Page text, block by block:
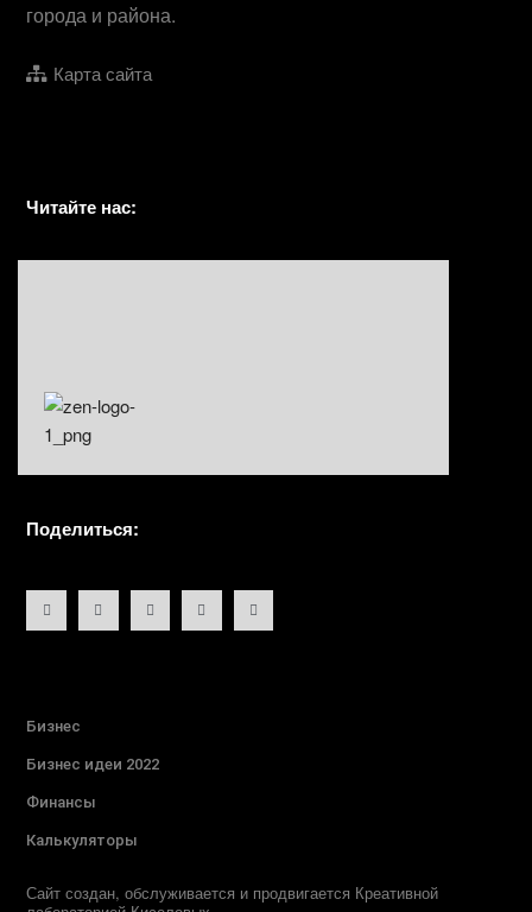
города и района.
Карта сайта
Читайте нас:
Поделиться:
Бизнес
Бизнес идеи 2022
Финансы
Калькуляторы
Сайт создан, обслуживается и продвигается Креативной